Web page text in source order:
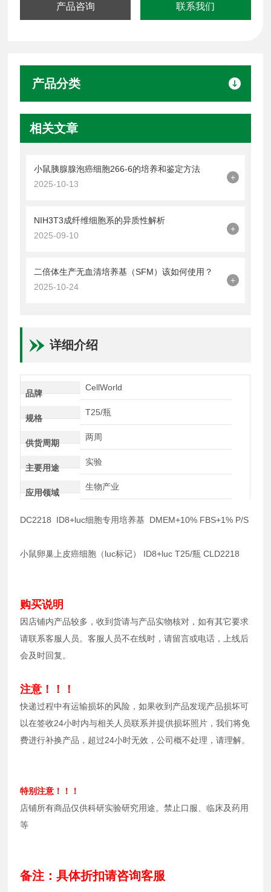
产品咨询 联系我们
产品分类
相关文章
小鼠胰腺腺泡癌细胞266-6的培养和鉴定方法
2025-10-13
+
NIH3T3成纤维细胞系的异质性解析
2025-09-10
+
二倍体生产无血清培养基（SFM）该如何使用？
2025-10-24
+
详细介绍
品牌
CellWorld
规格
T25/瓶
供货周期
两周
主要用途
实验
应用领域
生物产业
DC2218 ID8+luc细胞专用培养基 DMEM+10% FBS+1% P/S
小鼠卵巢上皮癌细胞（luc标记） ID8+luc T25/瓶 CLD2218
购买说明
因店铺内产品较多，收到货请与产品实物核对，如有其它要求
请联系客服人员。客服人员不在线时，请留言或电话，上线后
会及时回复。
注意！！！
快递过程中有运输损坏的风险，如果收到产品发现产品损坏可
以在签收24小时内与相关人员联系并提供损坏照片，我们将免
费进行补换产品，超过24小时无效，公司概不处理，请理解。
特别注意！！！
店铺所有商品仅供科研实验研究用途。禁止口服、临床及药用
等
备注：具体折扣请咨询客服